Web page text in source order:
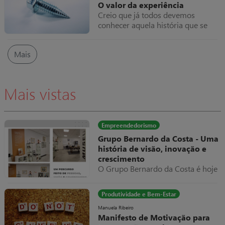
reflitam as nossas crenças e não a
verdade.
O valor da experiência
Creio que já todos devemos
conhecer aquela história que se
fatura do serviço prestado um
valor exorbitante, suponhamos
10.000€.
Mais
Mais vistas
Empreendedorismo
Grupo Bernardo da Costa - Uma
história de visão, inovação e
crescimento
O Grupo Bernardo da Costa é hoje
de evolução empresarial em
Portugal, destacando-se pela sua
capacidade de adaptação,
diversificação e internacionalização
Produtividade e Bem-Estar
Manuela Ribeiro
Manifesto de Motivação para